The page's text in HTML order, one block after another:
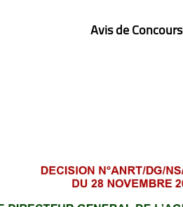
Avis de Concours